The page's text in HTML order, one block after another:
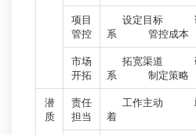
项目
管控
设定目标
系
管控成本
市场
开拓
拓宽渠道
系
制定策略
潜
质
责任
担当
工作主动
着